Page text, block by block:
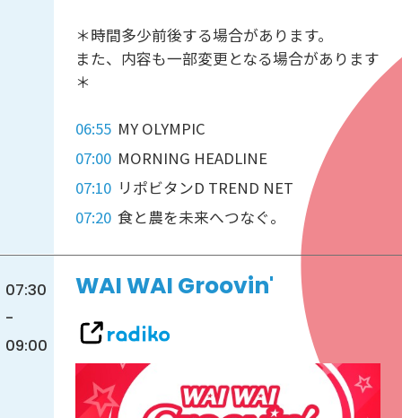
＊時間多少前後する場合があります。
また、内容も一部変更となる場合があります
＊
06:55 MY OLYMPIC
07:00 MORNING HEADLINE
07:10 リポビタンD TREND NET
07:20 食と農を未来へつなぐ。
07:30
-
09:00
WAI WAI Groovin'